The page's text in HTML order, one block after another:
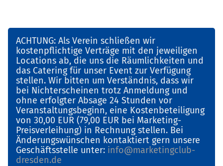
ACHTUNG: Als Verein schließen wir
kostenpflichtige Verträge mit den jeweiligen
Locations ab, die uns die Räumlichkeiten und
das Catering für unser Event zur Verfügung
stellen. Wir bitten um Verständnis, dass wir
bei Nichterscheinen trotz Anmeldung und
ohne erfolgter Absage 24 Stunden vor
Veranstaltungsbeginn, eine Kostenbeteiligung
von 30,00 EUR (79,00 EUR bei Marketing-
Preisverleihung) in Rechnung stellen. Bei
Änderungswünschen kontaktiert gern unsere
Geschäftsstelle unter: info@marketingclub-
dresden.de